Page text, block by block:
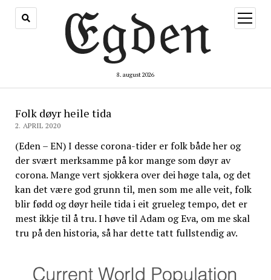
8. august 2026
åpne
meny
Folk døyr heile tida
2. APRIL 2020
(Eden – EN) I desse corona-tider er folk både her og
der svært merksamme på kor mange som døyr av
corona. Mange vert sjokkera over dei høge tala, og det
kan det være god grunn til, men som me alle veit, folk
blir fødd og døyr heile tida i eit grueleg tempo, det er
mest ikkje til å tru. I høve til Adam og Eva, om me skal
tru på den historia, så har dette tatt fullstendig av.